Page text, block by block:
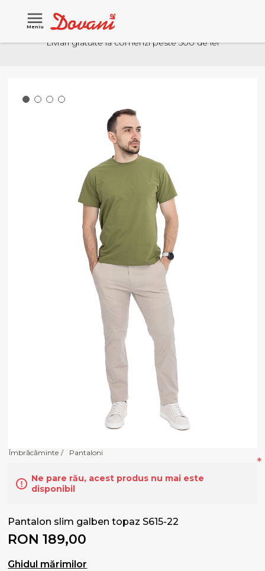
Meniu
Livrari gratuite la comenzi peste 500 de lei
Îmbrăcăminte / Pantaloni
Ne pare rău, acest produs nu mai este
disponibil
Pantalon slim galben topaz S615-22
RON 189,00
Ghidul mărimilor
*